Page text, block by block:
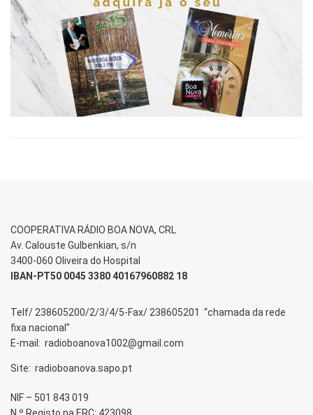
COOPERATIVA RÁDIO BOA NOVA, CRL
Av. Calouste Gulbenkian, s/n
3400-060 Oliveira do Hospital
IBAN-PT50 0045 3380 40167960882 18
Telf/ 238605200/2/3/4/5-Fax/ 238605201 “chamada da rede
fixa nacional”
E-mail: radioboanova1002@gmail.com
Site: radioboanova.sapo.pt
NIF – 501 843 019